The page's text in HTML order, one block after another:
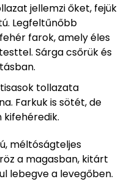
jellemzi őket, fejük
Legfeltűnőbb
farok, amely éles
Sárga csőrük és
tollazata
Farkuk is sötét, de
kifehéredik.
méltóságteljes
a magasban, kitárt
lebegve a levegőben.